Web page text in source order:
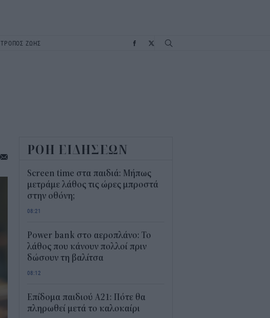
ΤΡΟΠΟΣ ΖΩΗΣ
ΡΟΗ ΕΙΔΗΣΕΩΝ
Screen time στα παιδιά: Μήπως
μετράμε λάθος τις ώρες μπροστά
στην οθόνη;
08:21
Power bank στο αεροπλάνο: Το
λάθος που κάνουν πολλοί πριν
δώσουν τη βαλίτσα
08:12
Επίδομα παιδιού Α21: Πότε θα
πληρωθεί μετά το καλοκαίρι